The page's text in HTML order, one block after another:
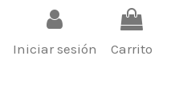
Iniciar sesión Carrito